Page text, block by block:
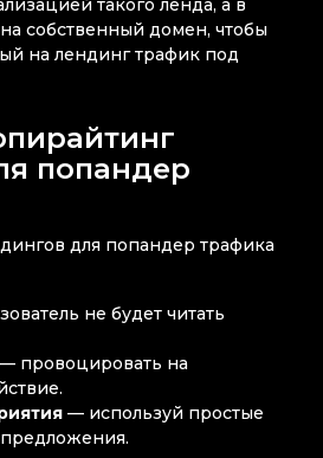
такого ленда, а в
собственный домен, чтобы
на лендинг трафик под
попандер
для попандер трафика
не будет читать
— провоцировать на
— используй простые